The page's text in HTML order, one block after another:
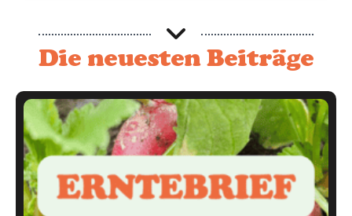
Die neuesten Beiträge